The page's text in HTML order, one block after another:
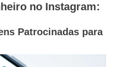
no Instagram:
Patrocinadas para